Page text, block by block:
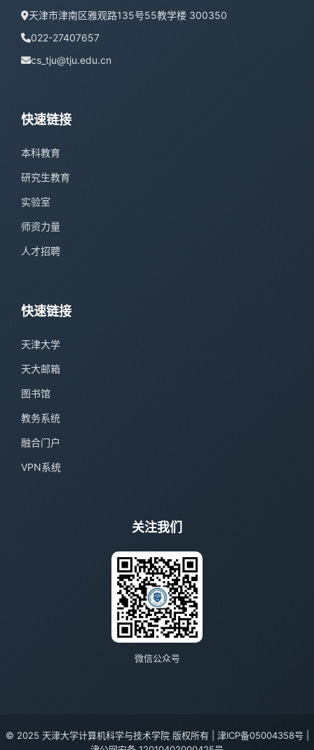
天津市津南区雅观路135号55教学楼 300350
022-27407657
cs_tju@tju.edu.cn
快速链接
本科教育
研究生教育
实验室
师资力量
人才招聘
快速链接
天津大学
天大邮箱
图书馆
教务系统
融合门户
VPN系统
关注我们
微信公众号
© 2025 天津大学计算机科学与技术学院 版权所有 | 津ICP备05004358号 |